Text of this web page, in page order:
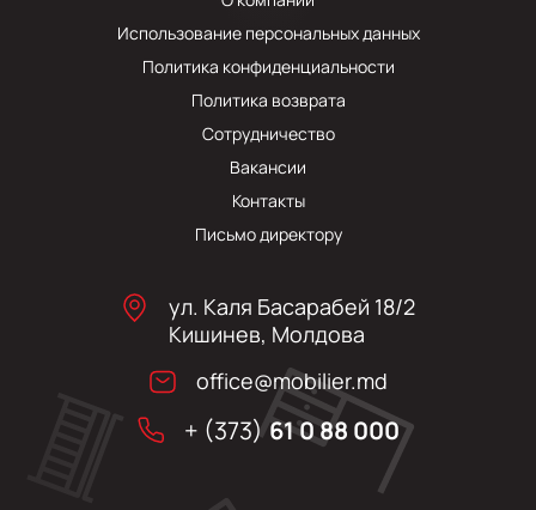
Использование персональных данных
Политика конфиденциальности
Политика возврата
Сотрудничество
Вакансии
Контакты
Письмо директору
ул. Каля Басарабей 18/2
Кишинев, Молдова
office@mobilier.md
+ (373)61 0 88 000